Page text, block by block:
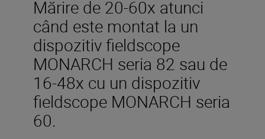
Mărire de 20-60x atunci
când este montat la un
dispozitiv fieldscope
MONARCH seria 82 sau de
16-48x cu un dispozitiv
fieldscope MONARCH seria
60.